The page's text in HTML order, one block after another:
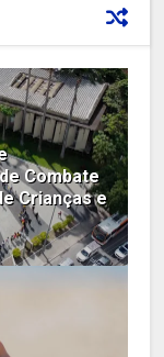
Combate
Crianças e